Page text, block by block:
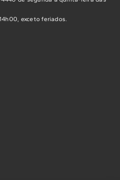
exceto feriados.